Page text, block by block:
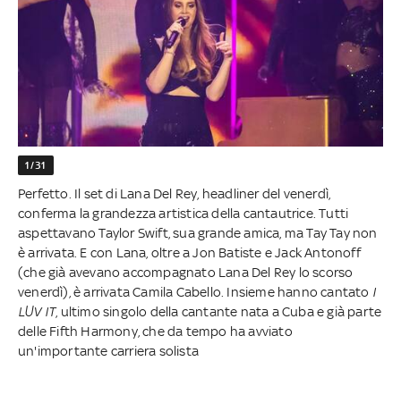
1/31
Perfetto. Il set di Lana Del Rey, headliner del venerdì,
conferma la grandezza artistica della cantautrice. Tutti
aspettavano Taylor Swift, sua grande amica, ma Tay Tay non
è arrivata. E con Lana, oltre a Jon Batiste e Jack Antonoff
(che già avevano accompagnato Lana Del Rey lo scorso
venerdì), è arrivata Camila Cabello. Insieme hanno cantato I
LUV IT, ultimo singolo della cantante nata a Cuba e già parte
delle Fifth Harmony, che da tempo ha avviato
un'importante carriera solista